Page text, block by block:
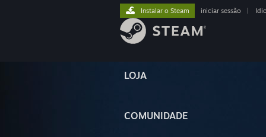
LOJA
COMUNIDADE
Instalar o Steam iniciar sessão